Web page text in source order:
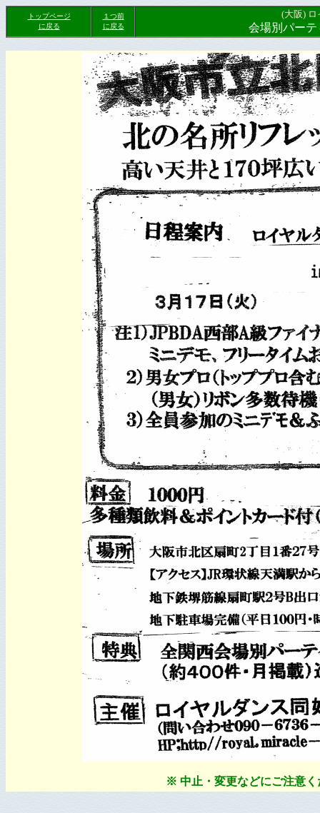
トップページ
に戻る
１つ前
に戻る
(大阪)
会場別パー
※ 中止・変更などにご注意く